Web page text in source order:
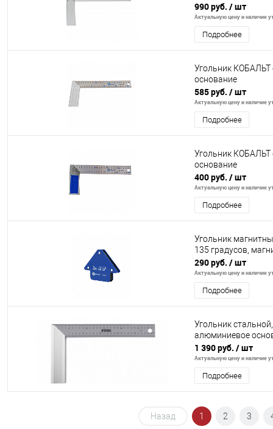
990 руб. / шт
Актуальную цену и наличие
Подробнее
Угольник
основание
585 руб. / шт
Актуальную цену и наличие
Подробнее
Угольник КОБАЛЬТ
основание
400 руб. / шт
Актуальную цену и наличие
Подробнее
Угольник
135 градусов,
290 руб. / шт
Актуальную цену и наличие
Подробнее
Угольник
алюминиевое
1 390 руб. / шт
Актуальную цену и наличие
Подробнее
Назад 1 2 3